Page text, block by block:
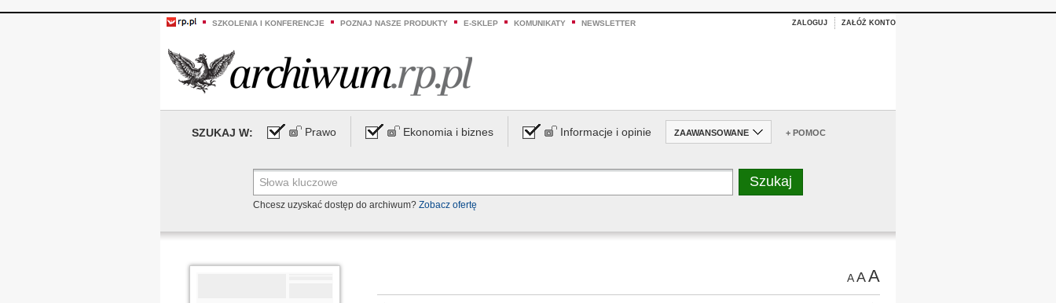
SZKOLENIA I KONFERENCJE POZNAJ NASZE PRODUKTY E-SKLEP KOMUNIKATY NEWSLETTER ZALOGUJ ZAŁÓŻ KONTO
SZUKAJ W: Prawo Ekonomia i biznes Informacje i opinie ZAAWANSOWANE + POMOC
Chcesz uzyskać dostęp do archiwum? Zobacz ofertę
AAA